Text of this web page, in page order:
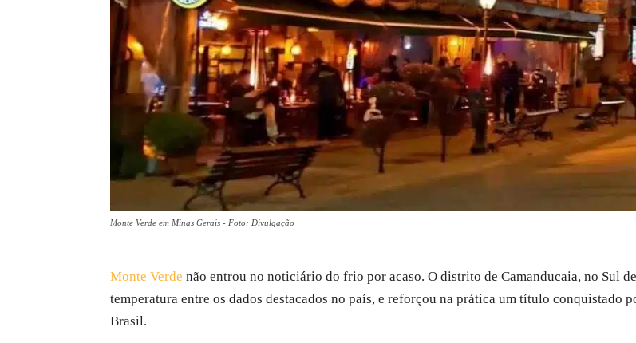
Monte Verde em Minas Gerais - Foto: Divulgação
Monte Verde não entrou no noticiário do frio por acaso. O distrito de Camanducaia, no Sul
temperatura entre os dados destacados no país, e reforçou na prática um título conquistado
Brasil.